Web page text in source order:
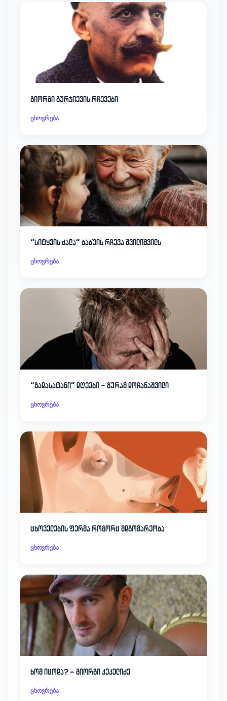
გიორგი გურჯიევის რჩევები
ცხოვრება
“სიტყვის ძალა” ბაბუის რჩევა შვილიშვილს
ცხოვრება
“გადასატანი” დღეები – გურამ დოჩანაშვილი
ცხოვრება
ცხოველების ფერმა როგორც მდგომარეობა
ცხოვრება
ხომ იცოდა? – გიორგი კეკელიძე
ცხოვრება